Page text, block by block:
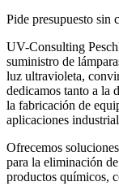
Pide presupuesto sin
UV-Consulting
suministro de
luz ultravioleta,
dedicamos tanto a la
la fabricación de
aplicaciones
Ofrecemos
para la eliminación
productos químicos,